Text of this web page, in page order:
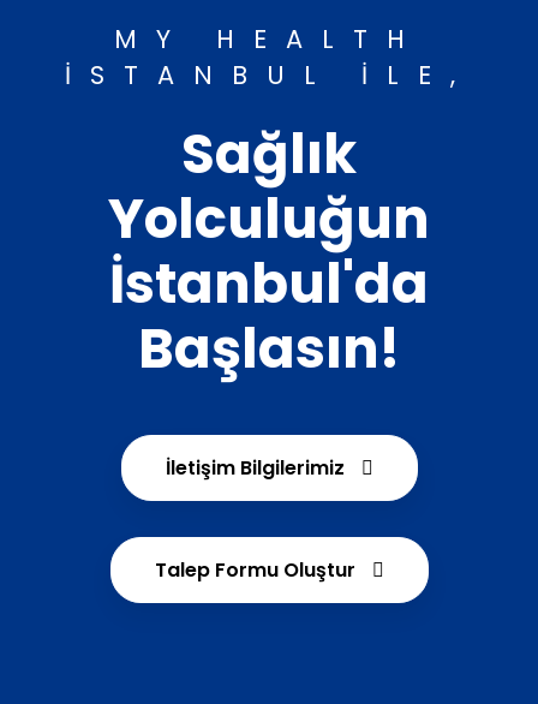
MY HEALTH
İSTANBUL ILE,
Sağlık
Yolculuğun
İstanbul'da
Başlasın!
İletişim Bilgilerimiz
Talep Formu Oluştur